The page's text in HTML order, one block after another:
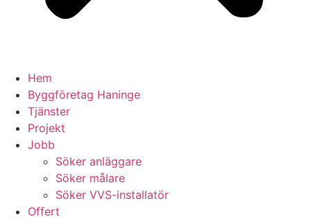
Hem
Byggföretag Haninge
Tjänster
Projekt
Jobb
Söker anläggare
Söker målare
Söker VVS-installatör
Offert